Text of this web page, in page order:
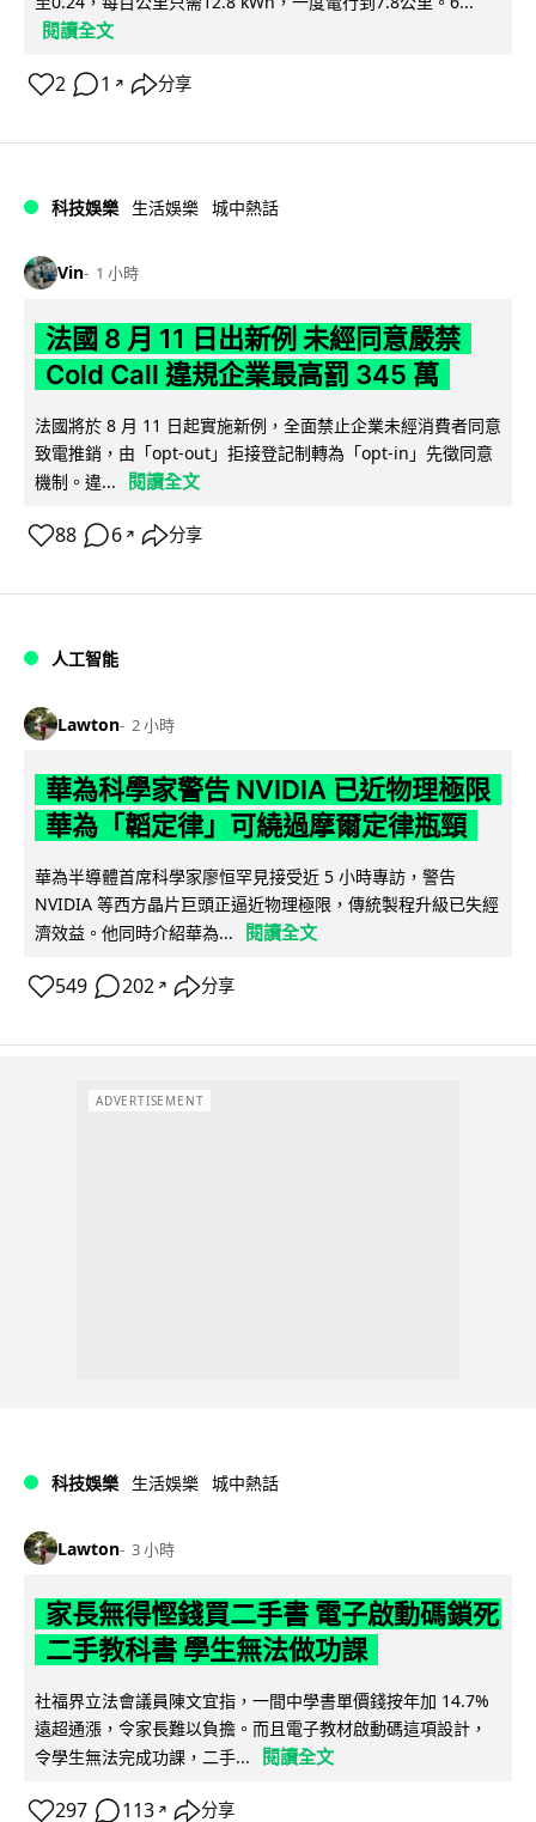
閱讀全文
2 1 ↗ 分享
科技娛樂 生活娛樂 城中熱話
Vin 1 小時
法國 8 月 11 日出新例 未經同意嚴禁
Cold Call 違規企業最高罰 345 萬
法國將於 8 月 11 日起實施新例，全面禁止企業未經消費者同意
致電推銷，由「opt-out」拒接登記制轉為「opt-in」先徵同意
機制。違...
閱讀全文
88 6 ↗ 分享
人工智能
Lawton 2 小時
華為科學家警告 NVIDIA 已近物理極限
華為「韜定律」可繞過摩爾定律瓶頸
華為半導體首席科學家廖恒罕見接受近 5 小時專訪，警告
NVIDIA 等西方晶片巨頭正逼近物理極限，傳統製程升級已失經
濟效益。他同時介紹華為...
閱讀全文
549 202 ↗ 分享
ADVERTISEMENT
科技娛樂 生活娛樂 城中熱話
Lawton 3 小時
家長無得慳錢買二手書 電子啟動碼鎖死
二手教科書 學生無法做功課
社福界立法會議員陳文宜指，一間中學書單價錢按年加 14.7%
遠超通漲，令家長難以負擔。而且電子教材啟動碼這項設計，
令學生無法完成功課，二手...
閱讀全文
297 113 ↗ 分享